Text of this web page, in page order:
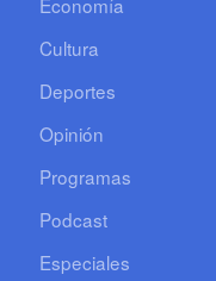
Cultura
Deportes
Opinión
Programas
Podcast
Especiales